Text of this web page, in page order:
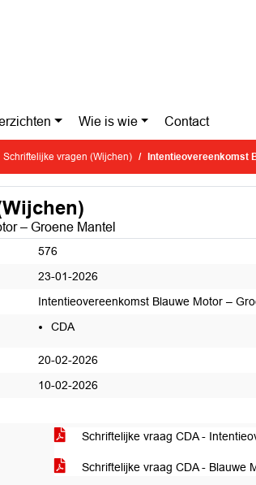
Wie is wie Contact
Schriftelijke vragen (Wijchen) Intentieovereenkomst
– Groene Mantel
576
23-01-2026
Intentieovereenkomst Blauwe Motor –
CDA
20-02-2026
10-02-2026
Schriftelijke vraag CDA -
Schriftelijke vraag CDA - Blauwe